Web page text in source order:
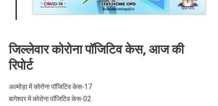
जिल्लेवार कोरोना पॉजिटिव केस, आज की
रिपोर्ट
अल्मोड़ा में कोरोना पॉजिटिव केस-17
बागेश्वर में कोरोना पॉजिटिव केस-02